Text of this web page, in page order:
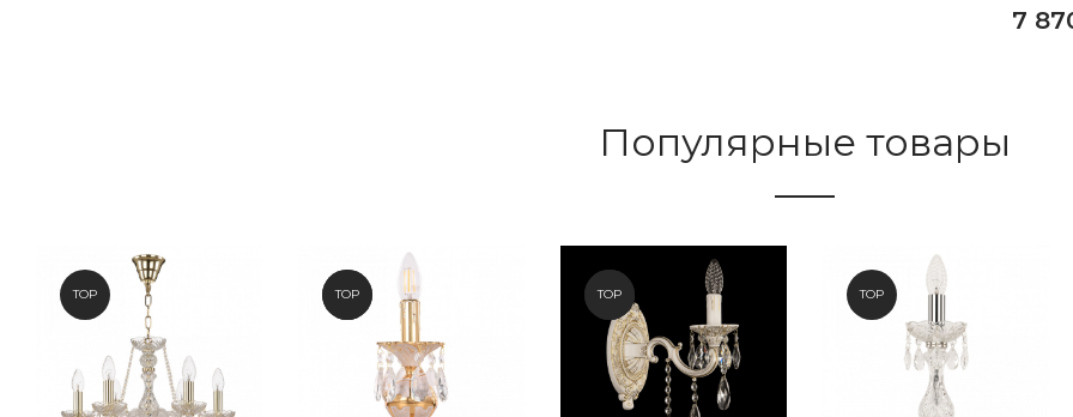
7
Популярные товары
TOP NEW
TOP NEW
TOP TOP